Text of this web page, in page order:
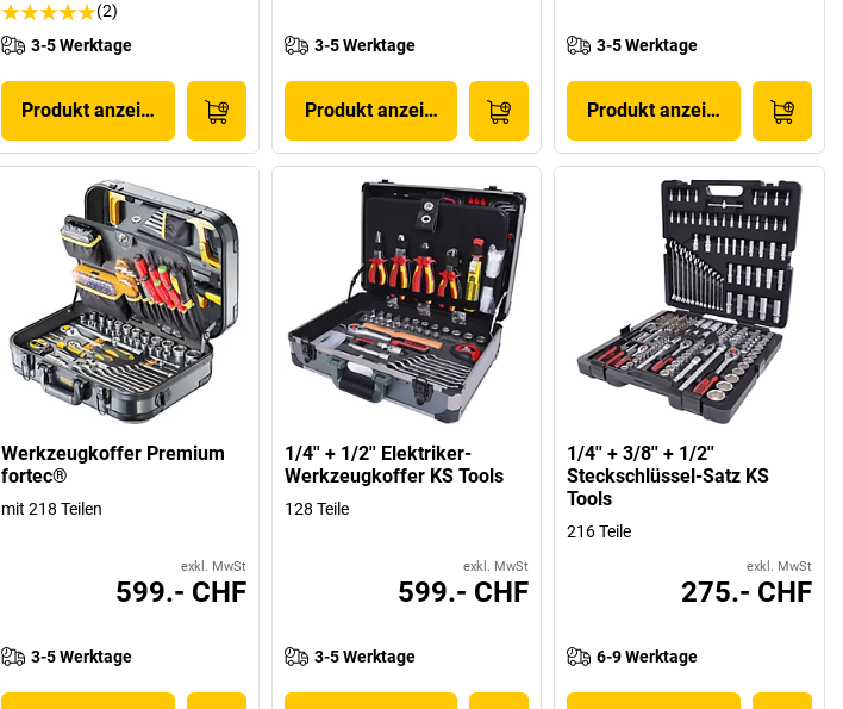
(2)
3-5 Werktage
Produkt anzeigen
3-5 Werktage
Produkt anzeigen
3-5 Werktage
Produkt anzeigen
Werkzeugkoffer Premium
fortec®
mit 218 Teilen
exkl. MwSt
599.- CHF
3-5 Werktage
1/4'' + 1/2'' Elektriker-
Werkzeugkoffer KS Tools
128 Teile
exkl. MwSt
599.- CHF
3-5 Werktage
1/4'' + 3/8'' + 1/2''
Steckschlüssel-Satz KS
Tools
216 Teile
exkl. MwSt
275.- CHF
6-9 Werktage